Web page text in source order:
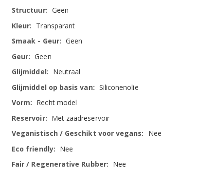
Geen
Transparant
Geen
Geen
Neutraal
Siliconenolie
Recht model
Met zaadreservoir
Nee
Nee
Nee